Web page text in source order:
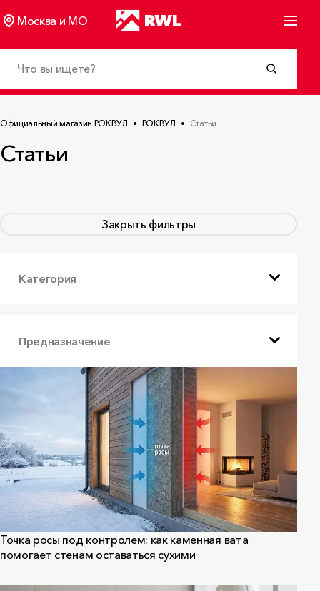
Москва и МО
Официальный магазин РОКВУЛ РОКВУЛ Статьи
Статьи
Закрыть фильтры
Категория
Предназначение
Точка росы под контролем: как каменная вата
помогает стенам оставаться сухими